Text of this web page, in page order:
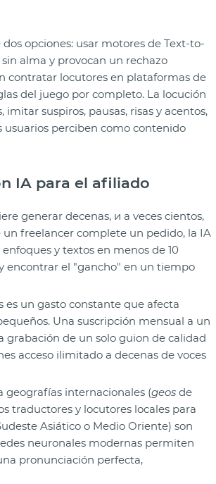
opciones: usar motores de Text-to-
alma y provocan un rechazo
contratar locutores en plataformas de
del juego por completo. La locución
suspiros, pausas, risas y acentos,
perciben como contenido
IA para el afiliado
generar decenas, и a veces cientos,
un freelancer complete un pedido, la IA
y textos en menos de 10
encontrar el "gancho" en un tiempo
es un gasto constante que afecta
Una suscripción mensual a un
grabación de un solo guion de calidad
acceso ilimitado a decenas de voces
geografías internacionales (geos de
traductores y locutores locales para
Asiático o Medio Oriente) son
neuronales modernas permiten
pronunciación perfecta,
Los mejores sorteos creativos de